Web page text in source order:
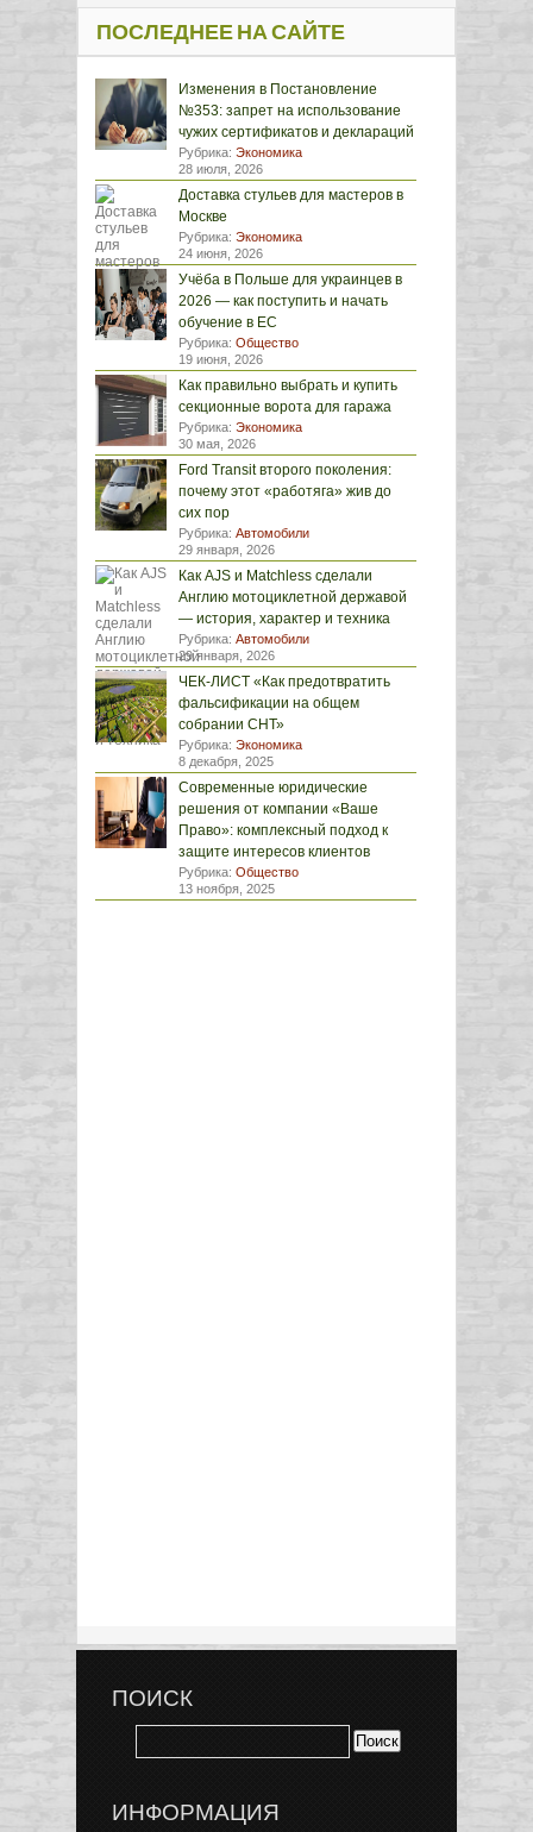
ПОСЛЕДНЕЕ НА САЙТЕ
Изменения в Постановление
№353: запрет на использование
чужих сертификатов и деклараций
Рубрика: Экономика
28 июля, 2026
Доставка стульев для мастеров в
Москве
Рубрика: Экономика
24 июня, 2026
Учёба в Польше для украинцев в
2026 — как поступить и начать
обучение в ЕС
Рубрика: Общество
19 июня, 2026
Как правильно выбрать и купить
секционные ворота для гаража
Рубрика: Экономика
30 мая, 2026
Ford Transit второго поколения:
почему этот «работяга» жив до
сих пор
Рубрика: Автомобили
29 января, 2026
Как AJS и Matchless сделали
Англию мотоциклетной державой
— история, характер и техника
Рубрика: Автомобили
29 января, 2026
ЧЕК-ЛИСТ «Как предотвратить
фальсификации на общем
собрании СНТ»
Рубрика: Экономика
8 декабря, 2025
Современные юридические
решения от компании «Ваше
Право»: комплексный подход к
защите интересов клиентов
Рубрика: Общество
13 ноября, 2025
ПОИСК
ИНФОРМАЦИЯ